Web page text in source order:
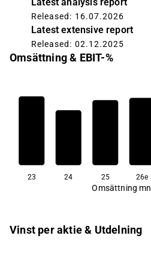
Released: 16.07.2026
Latest extensive report
Released: 02.12.2025
Omsättning & EBIT-%
23 24 25 26e
Omsättning mn
Vinst per aktie & Utdelning